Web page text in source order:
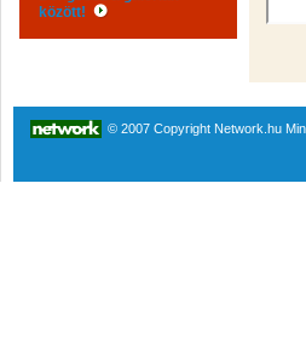
között!
© 2007 Copyright Network.hu